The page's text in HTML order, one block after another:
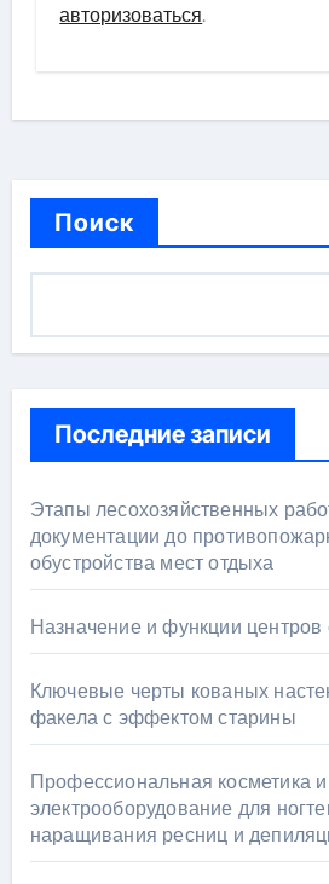
авторизоваться.
Поиск
Последние записи
Этапы лесохозяйственных
документации до
обустройства мест отдыха
Назначение и функции центров
Ключевые черты кованых
факела с эффектом старины
Профессиональная косметика и
электрооборудование для
наращивания ресниц и